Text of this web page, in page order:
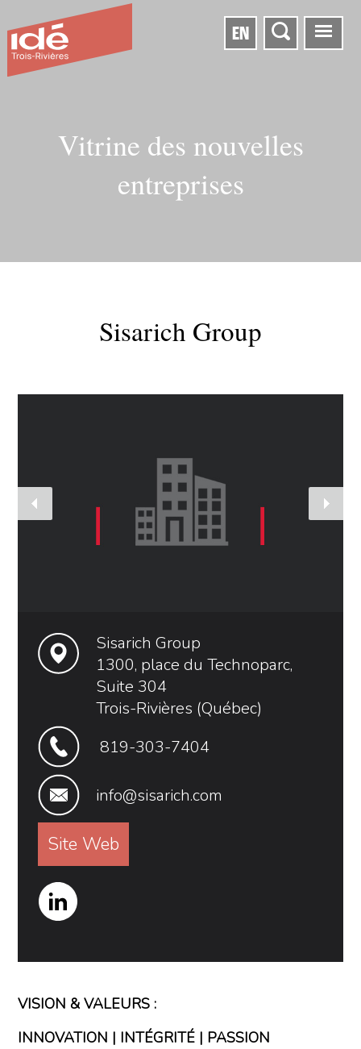
EN
Vitrine des nouvelles
entreprises
Sisarich Group
Sisarich Group
1300, place du Technoparc,
Suite 304
Trois-Rivières (Québec)
819-303-7404
info@sisarich.com
Site Web
VISION & VALEURS :
INNOVATION | INTÉGRITÉ | PASSION